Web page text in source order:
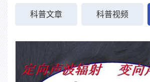
科普文章 科普视频